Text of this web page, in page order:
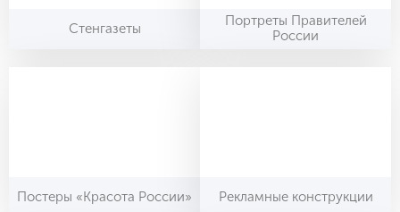
Стенгазеты
Портреты Правителей
России
Постеры «Красота России» Рекламные конструкции